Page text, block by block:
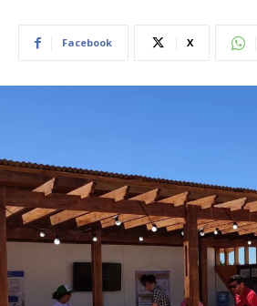
Facebook X